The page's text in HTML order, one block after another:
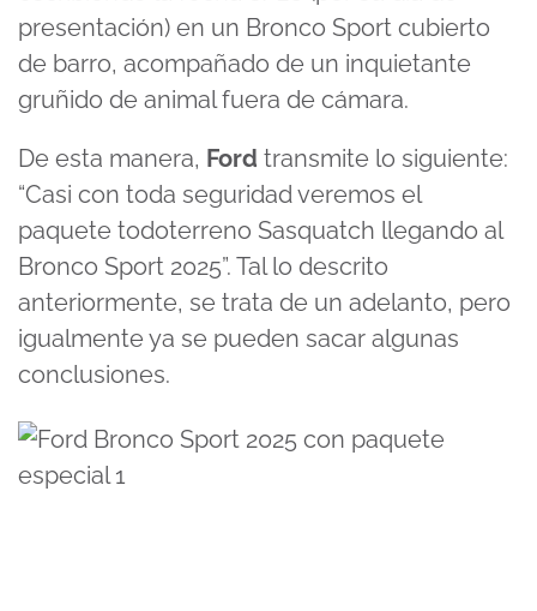
presentación) en un Bronco Sport cubierto
de barro, acompañado de un inquietante
gruñido de animal fuera de cámara.
De esta manera, Ford transmite lo siguiente:
“Casi con toda seguridad veremos el
paquete todoterreno Sasquatch llegando al
Bronco Sport 2025”. Tal lo descrito
anteriormente, se trata de un adelanto, pero
igualmente ya se pueden sacar algunas
conclusiones.